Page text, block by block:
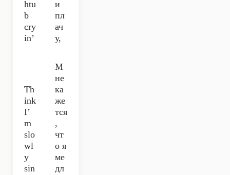
htu
b
cry
in’
и
пл
ач
у,
Th
ink
I’
m
slo
wl
y
sin
М
не
ка
же
тся
,
чт
о я
ме
дл